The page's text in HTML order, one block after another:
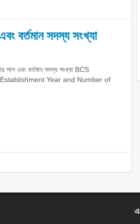
বর্তমান সদস্য সংখ্যা
সাল এবং বর্তমান সদস্য সংখ্যা BCS
Year and Number of